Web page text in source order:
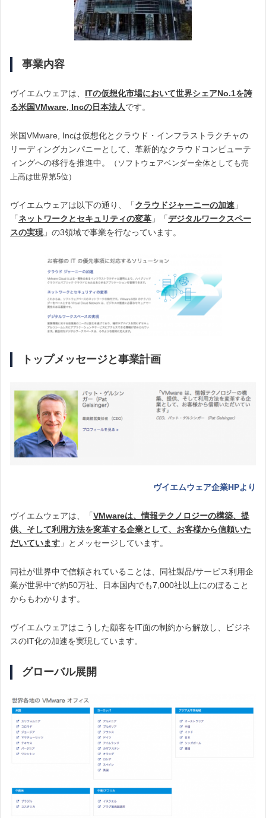
事業内容
ヴイエムウェアは、 ITの仮想化市場において世界シェアNo.1を誇
る米国VMware, Incの日本法人です。
米国VMware, Incは仮想化とクラウド・インフラストラクチャの
リーディングカンパニーとして、革新的なクラウドコンピューテ
ィングへの移行を推進中。
（ソフトウェアベンダー全体としても売
上高は世界第5位）
ヴイエムウェアは以下の通り、「クラウドジャーニーの加速 」
「ネットワークとセキュリティの変革 」「デジタルワークスペー
スの実現」の3領域で事業を行なっています。
トップメッセージと事業計画
ヴイエムウェア企業HPより
ヴイエムウェアは、「VMwareは、情報テクノロジーの構築、提
供、そして利用方法を変革する企業として、お客様から信頼いた
だいています 」とメッセージしています。
同社が世界中で信頼されていることは、同社製品/サービス利用企
業が世界中で約50万社、日本国内でも7,000社以上にのぼること
からもわかります。
ヴイエムウェアはこうした顧客をIT面の制約から解放し、ビジネ
スのIT化の加速を実現しています。
グローバル展開